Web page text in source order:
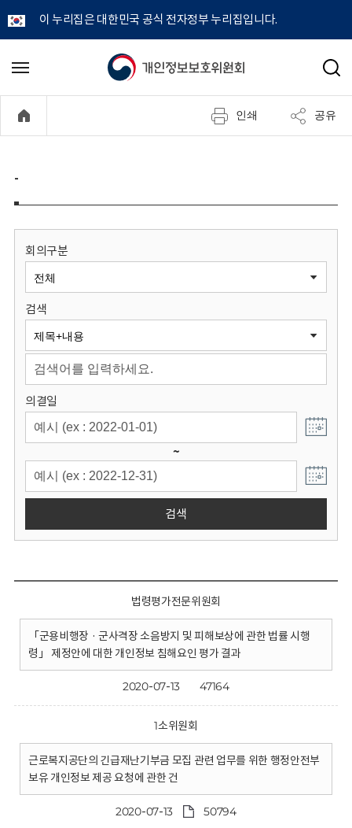
이 누리집은 대한민국 공식 전자정부 누리집입니다.
개
정
보
원
회
메
기
검
인쇄 공유
-
회의구분
검색
의결일
~
검색
법령평가전문위원회
「군용비행장 · 군사격장 소음방지 및 피해보상에 관한 법률 시행
령」 제정안에 대한 개인정보 침해요인 평가 결과
2020-07-13 47164
1소위원회
근로복지공단의 긴급재난기부금 모집 관련 업무를 위한 행정안전부
보유 개인정보 제공 요청에 관한 건
2020-07-13 50794